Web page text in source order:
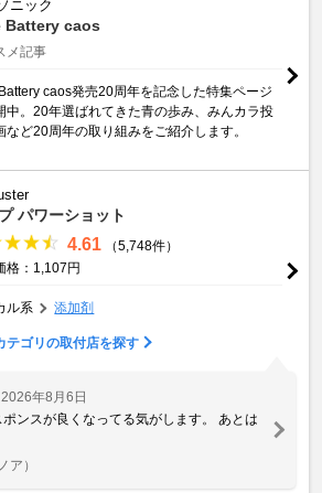
ニック
Battery caos
メ記事
caos発売20周年を記念した特集ページ
中。20年選ばれてきた青の歩み、みんカラ投
など20周年の取り組みをご紹介します。
パワーショット
4.61
（5,748件）
格：1,107円
ル系 添加剤
テゴリの取付店を探す
2026年8月6日
ンスが良くなってる気がします。 あとは
ア）